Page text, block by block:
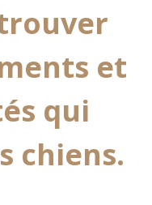
et
qui
chiens.